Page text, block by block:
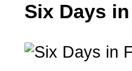
Six Days